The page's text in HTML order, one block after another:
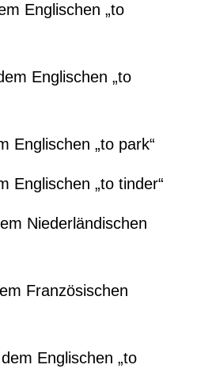
Englischen „to
Englischen „to
Englischen „to park“
Englischen „to tinder“
Niederländischen
Französischen
Englischen „to